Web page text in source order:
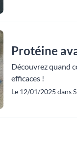
Protéine
Découvrez quand
efficaces !
Le 12/01/2025 dans